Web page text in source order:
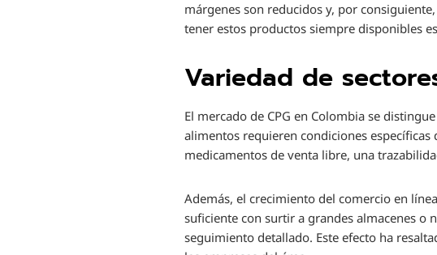
márgenes son reducidos y, por
tener estos productos siempre disponibles
Variedad de
El mercado de CPG en Colombia se
alimentos requieren condiciones
medicamentos de venta libre, una
Además, el crecimiento del comercio en
suficiente con surtir a grandes almacenes o
seguimiento detallado. Este efecto ha